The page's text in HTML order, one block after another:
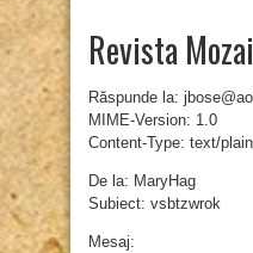
Revista
Răspunde la:
MIME-Version: 1.0
Content-Type: text/
De la: MaryHag
Subiect: vsbtzwrok
Mesaj: